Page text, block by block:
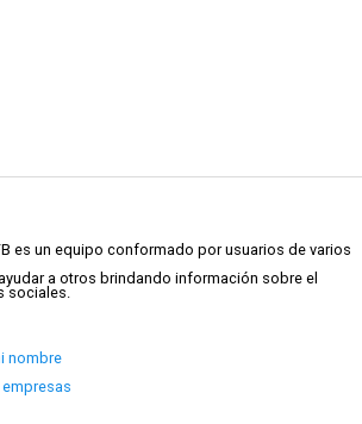
es un equipo conformado por usuarios de varios
a otros brindando información sobre el
sociales.
nombre